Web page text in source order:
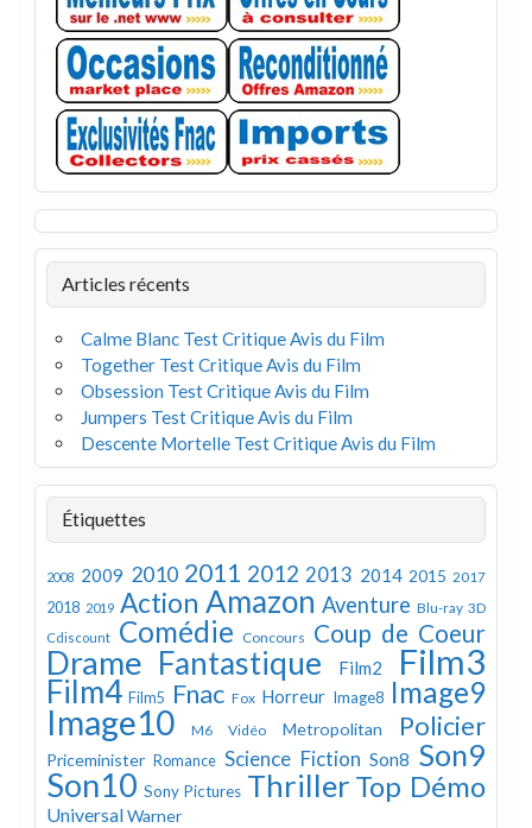
Articles récents
Calme Blanc Test Critique Avis du Film
Together Test Critique Avis du Film
Obsession Test Critique Avis du Film
Jumpers Test Critique Avis du Film
Descente Mortelle Test Critique Avis du Film
Étiquettes
2008 2009 2010 2011 2012 2013 2014 2015 2017
2018 2019 Action Amazon Aventure Blu-ray 3D
Cdiscount Comédie Concours Coup de Coeur
Drame Fantastique Film2 Film3
Film4 Film5 Fnac Fox Horreur Image8 Image9
Image10 M6 Vidéo Metropolitan Policier
Priceminister Romance Science Fiction Son8 Son9
Son10 Sony Pictures Thriller Top Démo
UniversalWarner